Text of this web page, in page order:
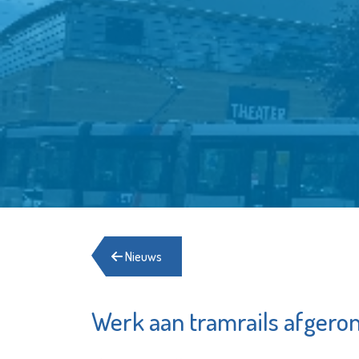
Nieuws
Werk aan tramrails
Stichting Primo
De